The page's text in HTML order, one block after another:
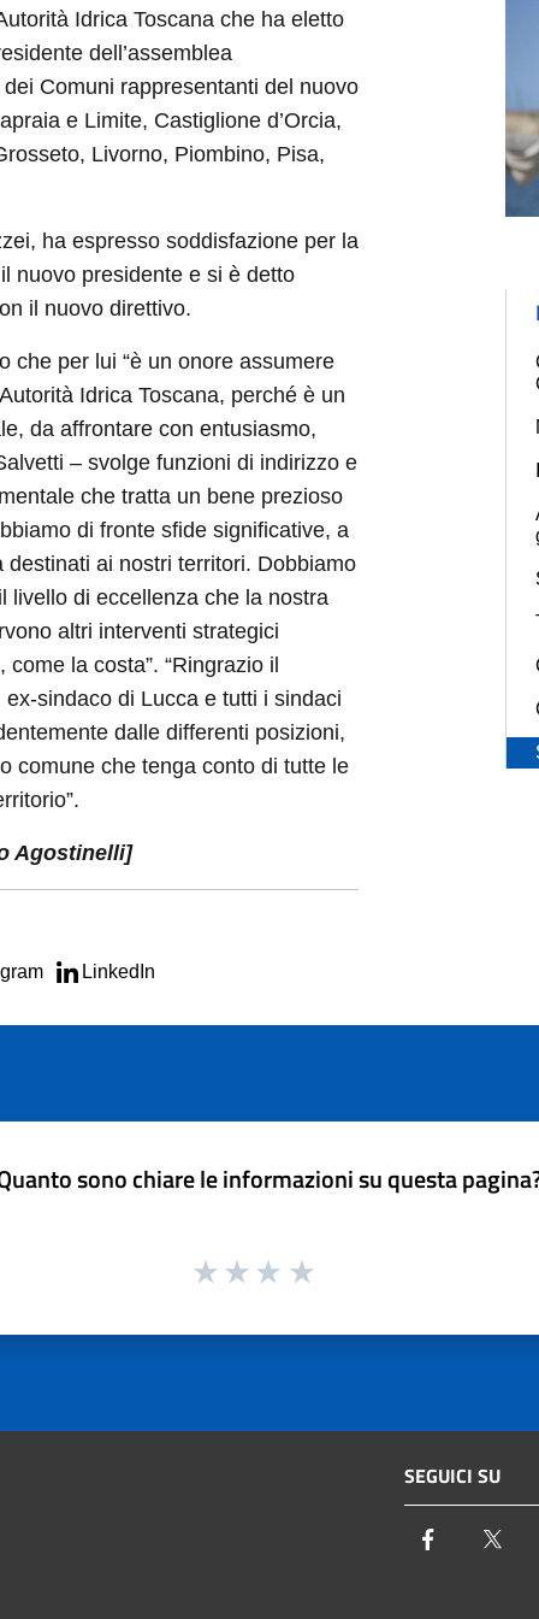
Idrica Toscana che ha eletto
dell’assemblea
Comuni rappresentanti del nuovo
e Limite, Castiglione d’Orcia,
Livorno, Piombino, Pisa,
ha espresso soddisfazione per la
nuovo presidente e si è detto
il nuovo direttivo.
che per lui “è un onore assumere
Idrica Toscana, perché è un
da affrontare con entusiasmo,
– svolge funzioni di indirizzo e
che tratta un bene prezioso
di fronte sfide significative, a
ai nostri territori. Dobbiamo
livello di eccellenza che la nostra
altri interventi strategici
la costa”. “Ringrazio il
sindaco di Lucca e tutti i sindaci
dalle differenti posizioni,
comune che tenga conto di tutte le
Agostinelli]
LinkedIn
sono chiare le informazioni su questa
SEGUICI SU
Facebook